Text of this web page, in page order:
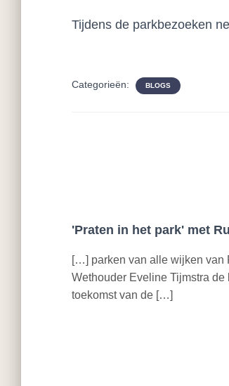
Tijdens de parkbezoeken
Categorieën: BLOGS
'Praten in het park' met
[…] parken van alle wijken van
Wethouder Eveline Tijmstra
toekomst van de […]